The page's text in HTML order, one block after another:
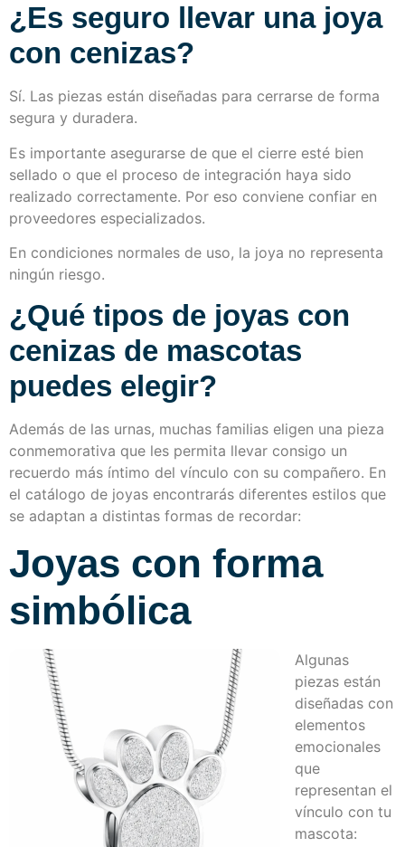
¿Es seguro llevar una joya
con cenizas?
Sí. Las piezas están diseñadas para cerrarse de forma
segura y duradera.
Es importante asegurarse de que el cierre esté bien
sellado o que el proceso de integración haya sido
realizado correctamente. Por eso conviene confiar en
proveedores especializados.
En condiciones normales de uso, la joya no representa
ningún riesgo.
¿Qué tipos de joyas con
cenizas de mascotas
puedes elegir?
Además de las urnas, muchas familias eligen una pieza
conmemorativa que les permita llevar consigo un
recuerdo más íntimo del vínculo con su compañero. En
el catálogo de joyas encontrarás diferentes estilos que
se adaptan a distintas formas de recordar:
Joyas con forma
simbólica
Algunas
piezas están
diseñadas con
elementos
emocionales
que
representan el
vínculo con tu
mascota: